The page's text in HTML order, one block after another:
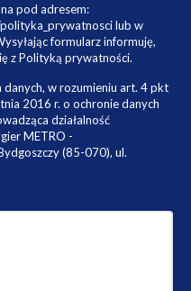
pod adresem:
lub w
formularz informuję,
z Polityką prywatności.
w rozumieniu art. 4 pkt
2016 r. o ochronie danych
działalność
METRO -
(85-070), ul.